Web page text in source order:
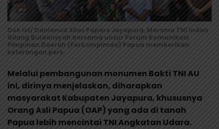
Dok ist/ Danlanud Silas Papare Jayapura, Marsma TNI Indan
Gilang Buldansyah bersama unsur Forum Komunikasi
Pimpinan Daerah (Forkompimda) Papua memberikan
keterangan pers.
Melalui pembangunan monumen Bakti TNI AU
ini, dirinya menjelaskan, diharapkan
masyarakat Kabupaten Jayapura, khususnya
Orang Asli Papua (OAP) yang ada di tanah
Papua lebih mencintai TNI Angkatan Udara.